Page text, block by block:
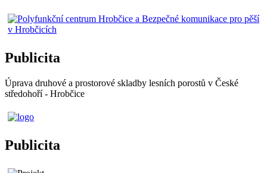
Publicita
Úprava druhové a prostorové skladby lesních porostů v České
středohoří - Hrobčice
Publicita